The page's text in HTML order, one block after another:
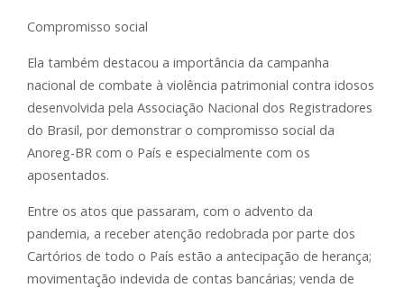
Compromisso social
Ela também destacou a importância da campanha
nacional de combate à violência patrimonial contra idosos
desenvolvida pela Associação Nacional dos Registradores
do Brasil, por demonstrar o compromisso social da
Anoreg-BR com o País e especialmente com os
aposentados.
Entre os atos que passaram, com o advento da
pandemia, a receber atenção redobrada por parte dos
Cartórios de todo o País estão a antecipação de herança;
movimentação indevida de contas bancárias; venda de